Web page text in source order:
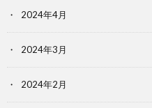
2024年4月
2024年3月
2024年2月